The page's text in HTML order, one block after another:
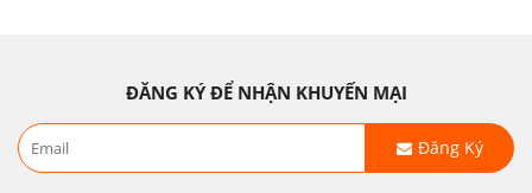
ĐĂNG KÝ ĐỂ NHẬN KHUYẾN MẠI
Đăng Ký